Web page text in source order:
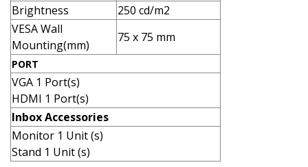
Brightness
250 cd/m2
VESA Wall
Mounting(mm)
75 x 75 mm
PORT
VGA 1 Port(s)
HDMI 1 Port(s)
Inbox Accessories
Monitor 1 Unit (s)
Stand 1 Unit (s)